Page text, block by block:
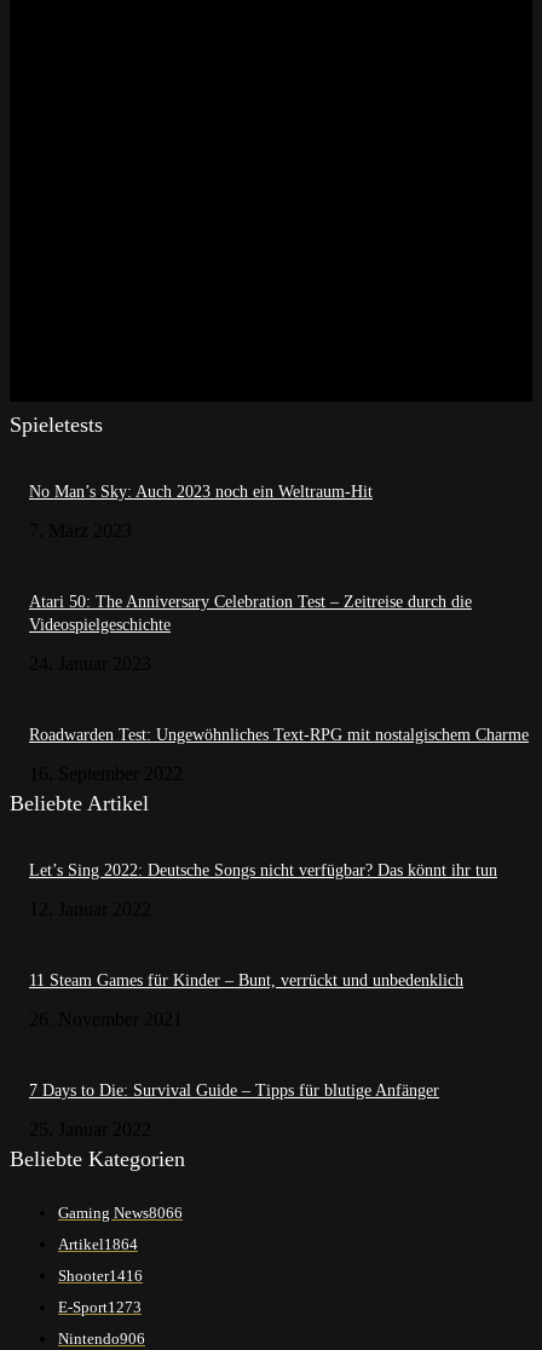
Spieletests
No Man’s Sky: Auch 2023 noch ein Weltraum-Hit
Atari 50: The Anniversary Celebration Test – Zeitreise durch die
Videospielgeschichte
Roadwarden Test: Ungewöhnliches Text-RPG mit nostalgischem Charme
Beliebte Artikel
Let’s Sing 2022: Deutsche Songs nicht verfügbar? Das könnt ihr tun
11 Steam Games für Kinder – Bunt, verrückt und unbedenklich
7 Days to Die: Survival Guide – Tipps für blutige Anfänger
Beliebte Kategorien
Gaming News8066
Artikel1864
Shooter1416
E-Sport1273
Nintendo906